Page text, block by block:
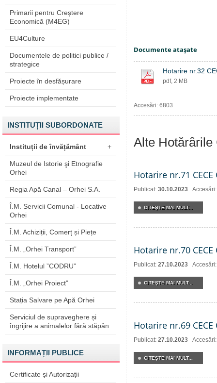
Primarii pentru Creștere
Economică (M4EG)
EU4Culture
Documentele de politici publice /
strategice
Proiecte în desfășurare
Proiecte implementate
INSTITUȚII SUBORDONATE
Instituții de învățământ +
Muzeul de Istorie şi Etnografie
Orhei
Regia Apă Canal – Orhei S.A.
Î.M. Servicii Comunal - Locative
Orhei
Î.M. Achiziții, Comerț și Piețe
Î.M. „Orhei Transport”
Î.M. Hotelul ”CODRU”
Î.M. „Orhei Proiect”
Stația Salvare pe Apă Orhei
Serviciul de supraveghere și
îngrijire a animalelor fără stăpân
INFORMAȚII PUBLICE
Certificate și Autorizații
Documente ataşate
Hotarire nr.32
pdf, 2 MB
Accesări: 6803
Alte Hotărârile
Hotarire nr.71
Publicat: 30.10.2023
CITEŞTE MAI MULT...
Hotarire nr.70
Publicat: 27.10.2023
CITEŞTE MAI MULT...
Hotarire nr.69
Publicat: 27.10.2023
CITEŞTE MAI MULT...